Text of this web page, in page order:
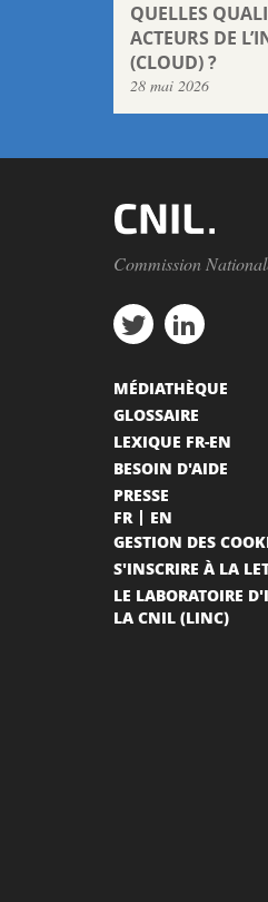
QUELLES
ACTEURS DE
(CLOUD) ?
28 mai 2026
Commission
MÉDIATHÈQUE
GLOSSAIRE
LEXIQUE FR-EN
BESOIN D'AIDE
PRESSE
FR
EN
GESTION DES
S'INSCRIRE À LA
LE LABORATOIRE
LA CNIL (LINC)